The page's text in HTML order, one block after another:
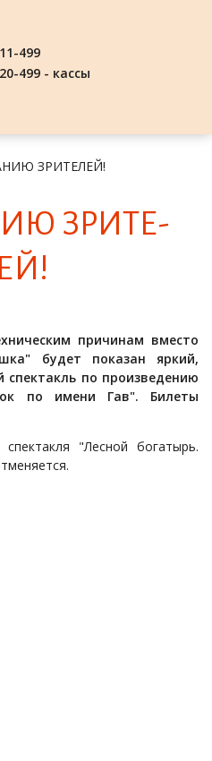
499
499 - кассы
ЗРИТЕЛЕЙ!
ЗРИ­ТЕ­
причинам вместо
будет показан яркий,
по произведению
по имени Гав". Билеты
"Лесной богатырь.